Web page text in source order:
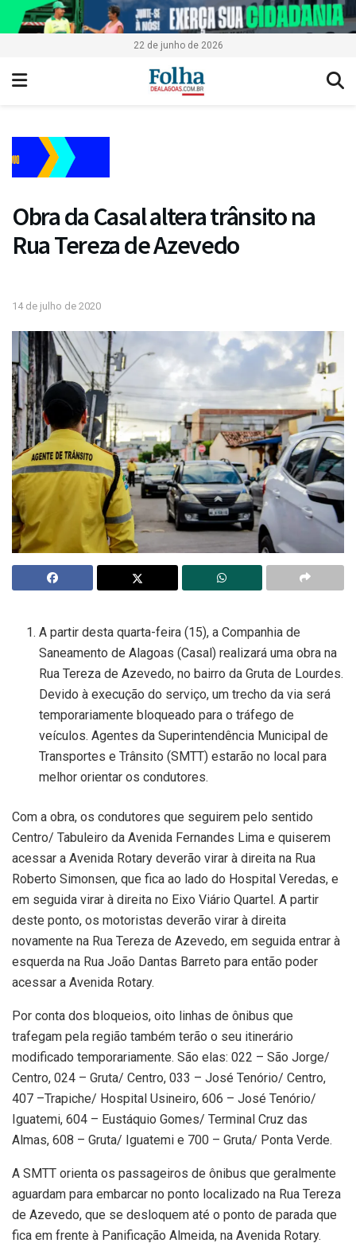
22 de junho de 2026
Obra da Casal altera trânsito na
Rua Tereza de Azevedo
14 de julho de 2020
A partir desta quarta-feira (15), a Companhia de
Saneamento de Alagoas (Casal) realizará uma obra na
Rua Tereza de Azevedo, no bairro da Gruta de Lourdes.
Devido à execução do serviço, um trecho da via será
temporariamente bloqueado para o tráfego de
veículos. Agentes da Superintendência Municipal de
Transportes e Trânsito (SMTT) estarão no local para
melhor orientar os condutores.
Com a obra, os condutores que seguirem pelo sentido
Centro/ Tabuleiro da Avenida Fernandes Lima e quiserem
acessar a Avenida Rotary deverão virar à direita na Rua
Roberto Simonsen, que fica ao lado do Hospital Veredas, e
em seguida virar à direita no Eixo Viário Quartel. A partir
deste ponto, os motoristas deverão virar à direita
novamente na Rua Tereza de Azevedo, em seguida entrar à
esquerda na Rua João Dantas Barreto para então poder
acessar a Avenida Rotary.
Por conta dos bloqueios, oito linhas de ônibus que
trafegam pela região também terão o seu itinerário
modificado temporariamente. São elas: 022 – São Jorge/
Centro, 024 – Gruta/ Centro, 033 – José Tenório/ Centro,
407 –Trapiche/ Hospital Usineiro, 606 – José Tenório/
Iguatemi, 604 – Eustáquio Gomes/ Terminal Cruz das
Almas, 608 – Gruta/ Iguatemi e 700 – Gruta/ Ponta Verde.
A SMTT orienta os passageiros de ônibus que geralmente
aguardam para embarcar no ponto localizado na Rua Tereza
de Azevedo, que se desloquem até o ponto de parada que
fica em frente à Panificação Almeida, na Avenida Rotary.